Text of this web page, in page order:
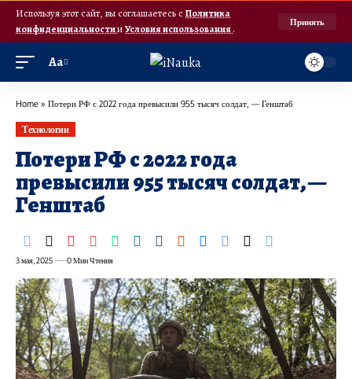
Используя этот сайт, вы соглашаетесь с Политика
конфиденциальностииУсловия использования.
Принять
Аа
Home » Потери РФ с 2022 года превысили 955 тысяч солдат, — Генштаб
Технологии
Потери РФ с 2022 года
превысили 955 тысяч солдат, —
Генштаб
3 мая, 2025 0 Мин Чтения